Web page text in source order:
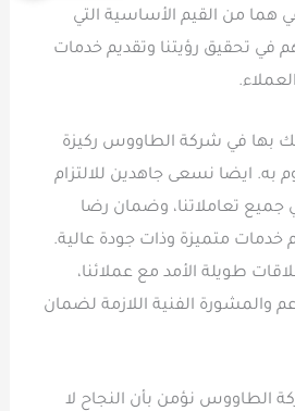
هما من القيم الأساسية التي
تحقيق رؤيتنا وتقديم خدمات
بها في شركة الطاووس ركيزة
به. ايضا نسعى جاهدين للالتزام
جميع تعاملاتنا، وضمان رضا
خدمات متميزة وذات جودة عالية.
طويلة الأمد مع عملائنا،
والمشورة الفنية اللازمة لضمان
الطاووس نؤمن بأن النجاح لا